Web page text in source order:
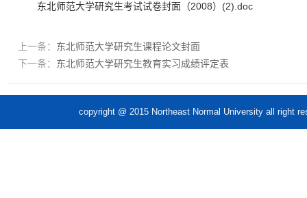
东北师范大学研究生考试试卷封面（2008）(2).doc
上一条： 东北师范大学研究生课程论文封面
下一条： 东北师范大学研究生教育实习成绩评定表
copyright @ 2015 Northeast Normal University all